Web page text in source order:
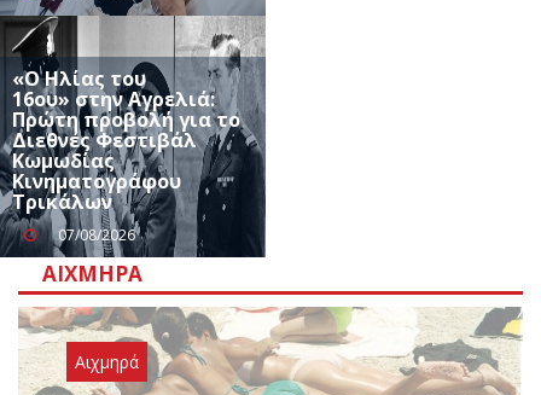
«Ο Ηλίας του
16ου» στην Αγρελιά:
Πρώτη προβολή για το
Διεθνές Φεστιβάλ
Κωμωδίας
Κινηματογράφου
Τρικάλων
07/08/2026
ΑΙΧΜΗΡΆ
Αιχμηρά